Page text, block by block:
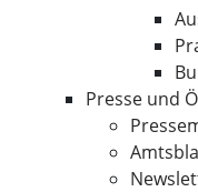
Presse und